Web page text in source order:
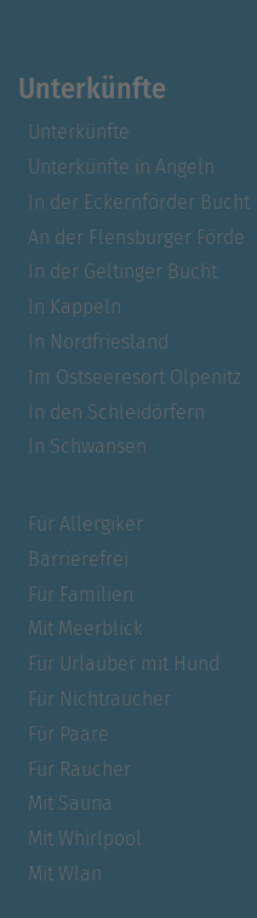
Unterkünfte
Unterkünfte
Unterkünfte in Angeln
In der Eckernförder Bucht
An der Flensburger Förde
In der Geltinger Bucht
In Kappeln
In Nordfriesland
Im Ostseeresort Olpenitz
In den Schleidörfern
In Schwansen
Für Allergiker
Barrierefrei
Für Familien
Mit Meerblick
Für Urlauber mit Hund
Für Nichtraucher
Für Paare
Für Raucher
Mit Sauna
Mit Whirlpool
Mit Wlan